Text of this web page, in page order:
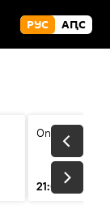
РУС АԤС
On air
21:00